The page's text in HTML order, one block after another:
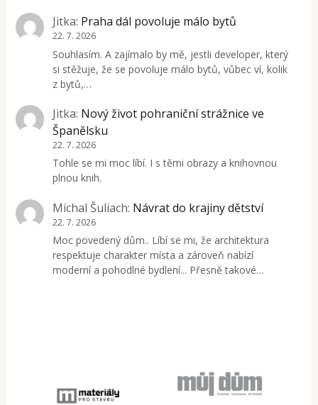
Jitka: Praha dál povoluje málo bytů
22. 7. 2026
Souhlasím. A zajímalo by mě, jestli developer, který
si stěžuje, že se povoluje málo bytů, vůbec ví, kolik
z bytů,…
Jitka: Nový život pohraniční strážnice ve
Španělsku
22. 7. 2026
Tohle se mi moc líbí. I s těmi obrazy a knihovnou
plnou knih.
Michal Šuliach: Návrat do krajiny dětství
22. 7. 2026
Moc povedený dům.. Líbí se mi, že architektura
respektuje charakter místa a zároveň nabízí
moderní a pohodlné bydlení... Přesně takové…